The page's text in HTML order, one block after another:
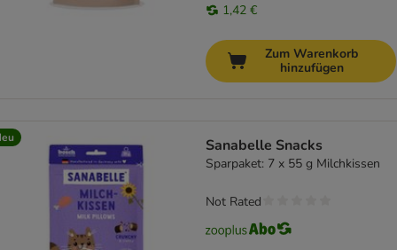
1,42 €
Zum Warenkorb
hinzufügen
Sanabelle Snacks
Sparpaket: 7 x 55 g Milchkissen
Not Rated